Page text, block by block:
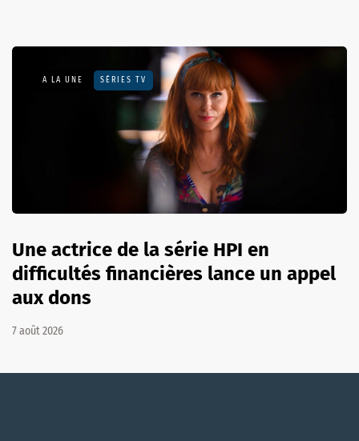
A LA UNE SÉRIES TV
Une actrice de la série HPI en
difficultés financières lance un appel
aux dons
7 août 2026